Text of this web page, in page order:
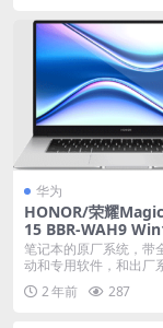
华为
HONOR/荣耀
15 BBR-WAH9
原厂oem系统
笔记本的原厂系统，带
动和专用软件，和出厂
样。不带一键还原功能...
2 年前 287